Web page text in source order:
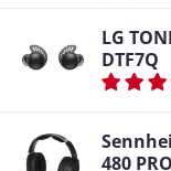
LG
DTF7Q
480